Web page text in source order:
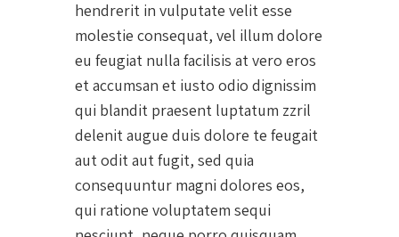
hendrerit in vulputate velit esse
molestie consequat, vel illum dolore
eu feugiat nulla facilisis at vero eros
et accumsan et iusto odio dignissim
qui blandit praesent luptatum zzril
delenit augue duis dolore te feugait
aut odit aut fugit, sed quia
consequuntur magni dolores eos,
qui ratione voluptatem sequi